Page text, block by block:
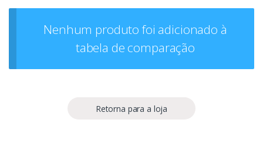
Nenhum produto foi adicionado à
tabela de comparação
Retorna para a loja